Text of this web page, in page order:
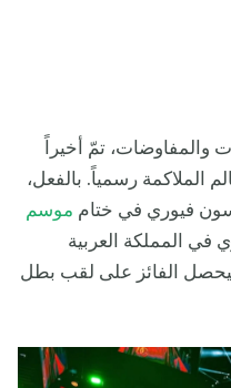
والمفاوضات، تمّ أخيراً
الملاكمة رسمياً. بالفعل،
فيوري في ختام موسم
في المملكة العربية
العام 2026 حيث سيحصل الفائز على لقب بطل